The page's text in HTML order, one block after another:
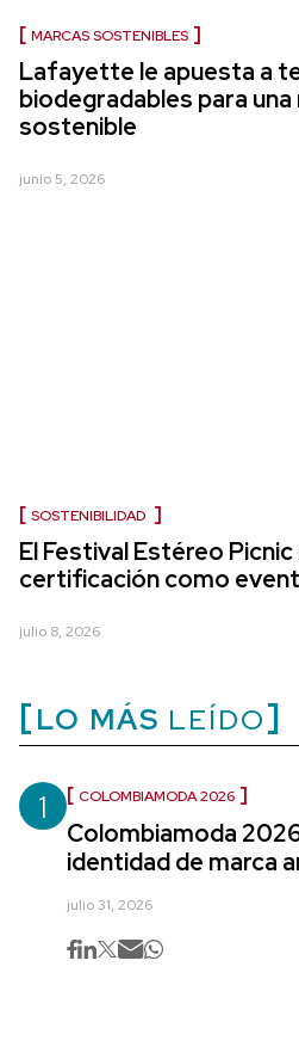
MARCAS SOSTENIBLES
Lafayette le apuesta a
biodegradables para
sostenible
junio 5, 2026
SOSTENIBILIDAD
El Festival Estéreo
certificación como
julio 8, 2026
LO MÁS LEÍDO
1 COLOMBIAMODA 2026
Colombiamoda
identidad de marca
julio 31, 2026